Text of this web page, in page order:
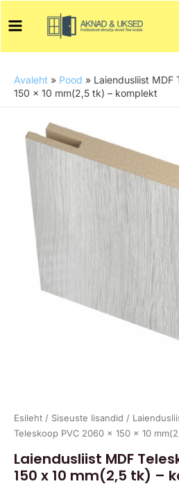
Menu
Avaleht » Pood » Laiendusliist MDF
150 x 10 mm(2,5 tk) – komplekt
Esileht / Siseuste lisandid /
Teleskoop PVC 2060 x 150 x 10
Laiendusliist MDF
150 x 10 mm(2,5 tk) –
MDF
Teleskoop
PVC
2060
mm(2,5
komplekt